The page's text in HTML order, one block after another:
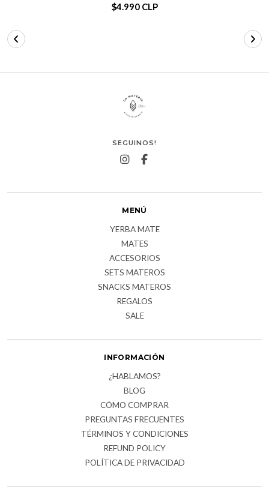
$4.990 CLP
SEGUINOS!
MENÚ
YERBA MATE
MATES
ACCESORIOS
SETS MATEROS
SNACKS MATEROS
REGALOS
SALE
INFORMACIÓN
¿HABLAMOS?
BLOG
CÓMO COMPRAR
PREGUNTAS FRECUENTES
TÉRMINOS Y CONDICIONES
REFUND POLICY
POLÍTICA DE PRIVACIDAD